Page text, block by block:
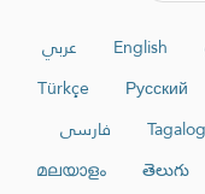
عربي English
Türkçe
Русский
فارسی
Tagalog
മലയാളം
తెలుగు